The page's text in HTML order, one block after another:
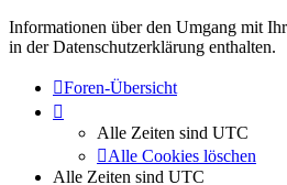
Informationen über den Umgang mit
in der Datenschutzerklärung enthalten.
Foren-Übersicht
Alle Zeiten sind UTC
Alle Cookies löschen
Alle Zeiten sind UTC